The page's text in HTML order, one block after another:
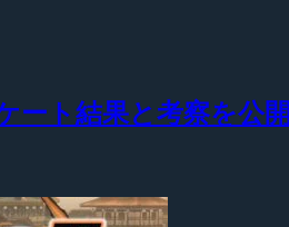
ート結果と考察を公開